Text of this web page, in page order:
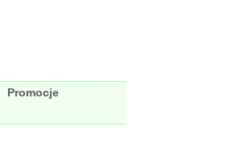
Promocje